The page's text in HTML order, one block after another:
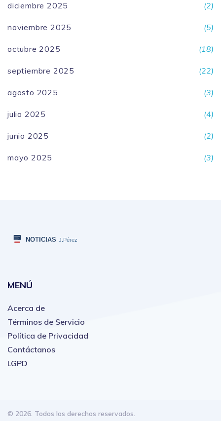
diciembre 2025 (2)
noviembre 2025 (5)
octubre 2025 (18)
septiembre 2025 (22)
agosto 2025 (3)
julio 2025 (4)
junio 2025 (2)
mayo 2025 (3)
MENÚ
Acerca de
Términos de Servicio
Política de Privacidad
Contáctanos
LGPD
© 2026. Todos los derechos reservados.